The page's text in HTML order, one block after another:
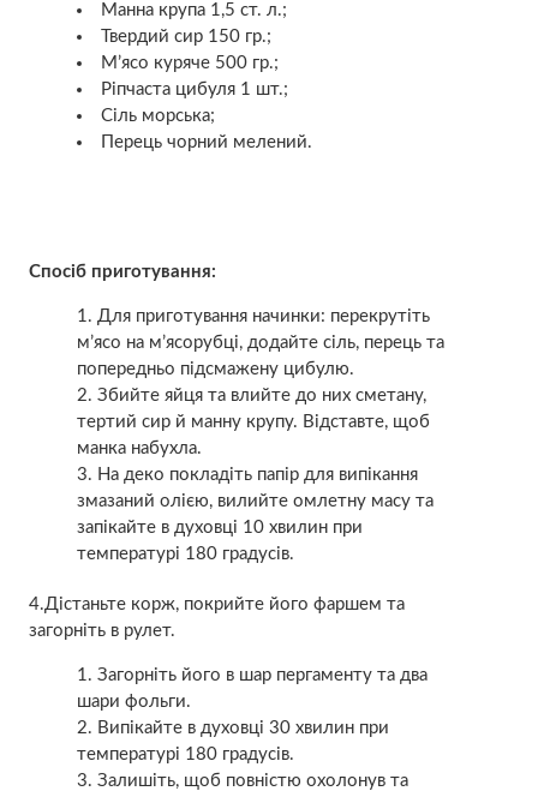
Манна крупа 1,5 ст. л.;
Твердий сир 150 гр.;
М’ясо куряче 500 гр.;
Ріпчаста цибуля 1 шт.;
Сіль морська;
Перець чорний мелений.
Спосіб приготування:
Для приготування начинки: перекрутіть
м’ясо на м’ясорубці, додайте сіль, перець та
попередньо підсмажену цибулю.
Збийте яйця та влийте до них сметану,
тертий сир й манну крупу. Відставте, щоб
манка набухла.
На деко покладіть папір для випікання
змазаний олією, вилийте омлетну масу та
запікайте в духовці 10 хвилин при
температурі 180 градусів.
4.Дістаньте корж, покрийте його фаршем та
загорніть в рулет.
Загорніть його в шар пергаменту та два
шари фольги.
Випікайте в духовці 30 хвилин при
температурі 180 градусів.
Залишіть, щоб повністю охолонув та